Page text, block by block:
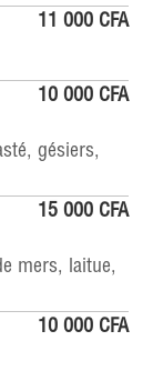
11 000 CFA
10 000 CFA
gésiers,
15 000 CFA
mers, laitue,
10 000 CFA